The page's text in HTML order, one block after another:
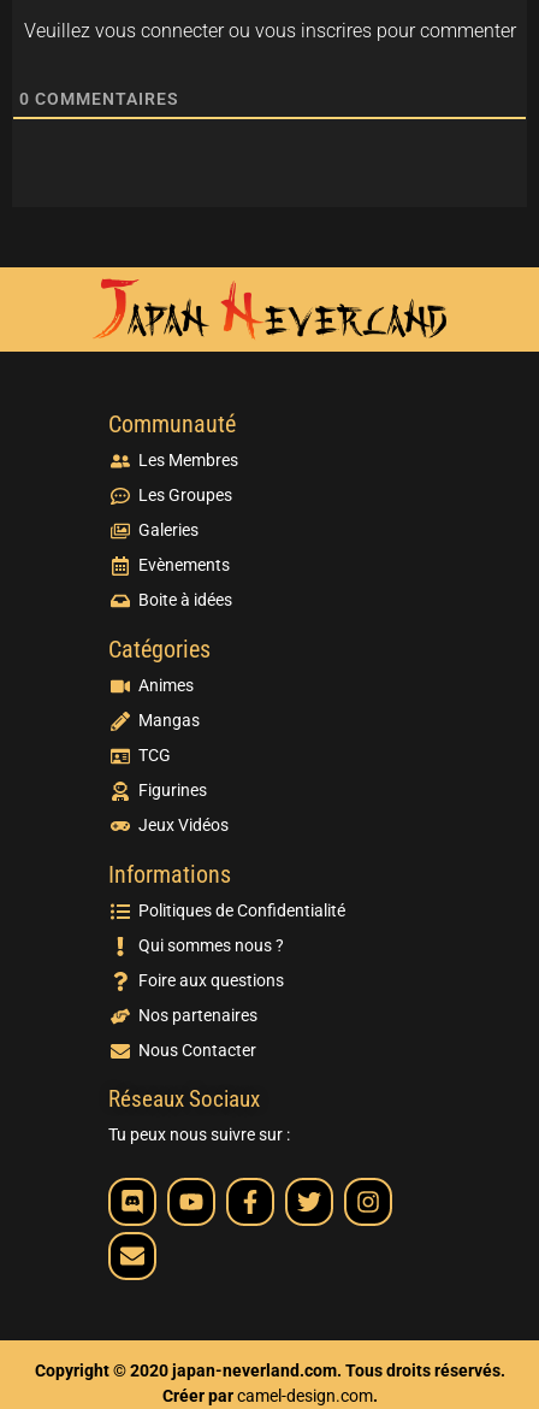
Veuillez vous connecter ou vous inscrires pour commenter
0 COMMENTAIRES
Communauté
Les Membres
Les Groupes
Galeries
Evènements
Boite à idées
Catégories
Animes
Mangas
TCG
Figurines
Jeux Vidéos
Informations
Politiques de Confidentialité
Qui sommes nous ?
Foire aux questions
Nos partenaires
Nous Contacter
Réseaux Sociaux
Tu peux nous suivre sur :
Copyright © 2020 japan-neverland.com. Tous droits réservés.
Créer parcamel-design.com.